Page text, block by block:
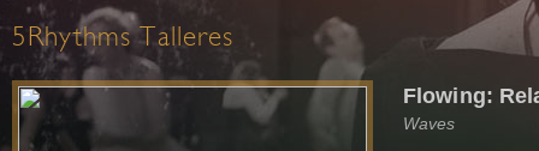
5Rhythms Talleres
Flowing:
Waves